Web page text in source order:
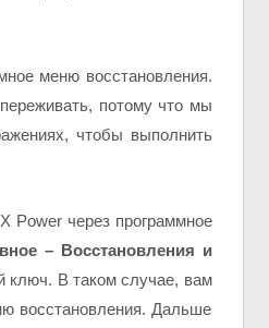
меню восстановления.
потому что мы
чтобы выполнить
Power через программное
– Восстановления и
ключ. В таком случае, вам
восстановления. Дальше